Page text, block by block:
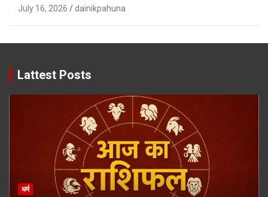
July 16, 2026 dainikpahuna
Lattest Posts
धर्म